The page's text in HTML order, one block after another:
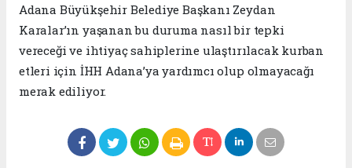
Adana Büyükşehir Belediye Başkanı Zeydan
Karalar’ın yaşanan bu duruma nasıl bir tepki
vereceği ve ihtiyaç sahiplerine ulaştırılacak kurban
etleri için İHH Adana’ya yardımcı olup olmayacağı
merak ediliyor.